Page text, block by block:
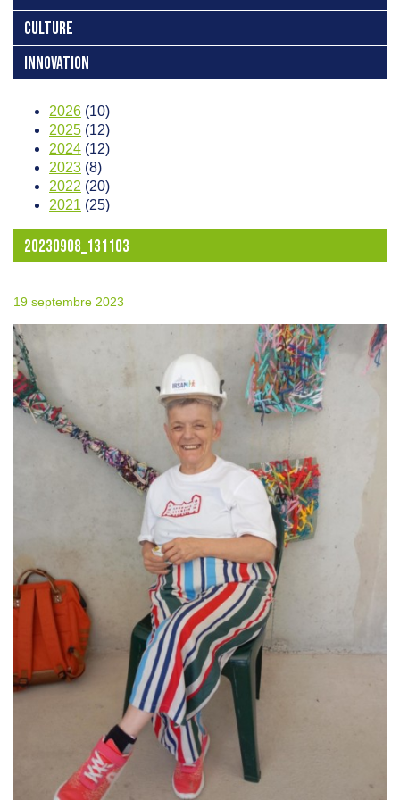
CULTURE
INNOVATION
2026 (10)
2025 (12)
2024 (12)
2023 (8)
2022 (20)
2021 (25)
20230908_131103
19 septembre 2023